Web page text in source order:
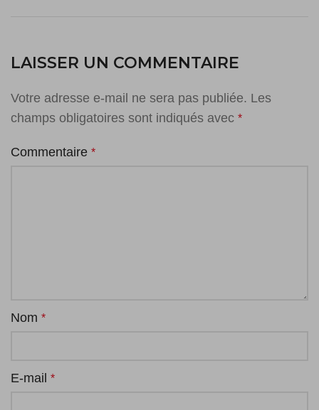
LAISSER UN COMMENTAIRE
Votre adresse e-mail ne sera pas publiée. Les
champs obligatoires sont indiqués avec *
Commentaire *
Nom *
E-mail *